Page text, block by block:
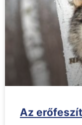
Az